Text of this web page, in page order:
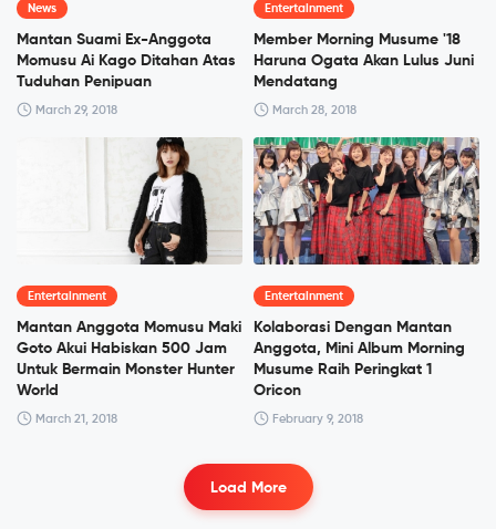
News
Mantan Suami Ex-Anggota
Momusu Ai Kago Ditahan Atas
Tuduhan Penipuan
March 29, 2018
Entertainment
Member Morning Musume '18
Haruna Ogata Akan Lulus Juni
Mendatang
March 28, 2018
Entertainment
Mantan Anggota Momusu Maki
Goto Akui Habiskan 500 Jam
Untuk Bermain Monster Hunter
World
March 21, 2018
Entertainment
Kolaborasi Dengan Mantan
Anggota, Mini Album Morning
Musume Raih Peringkat 1
Oricon
February 9, 2018
Load More